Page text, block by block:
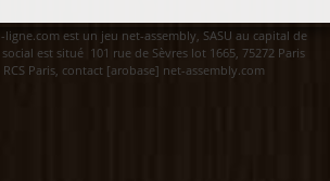
est un jeu net-assembly, SASU au capital de
est situé 101 rue de Sèvres lot 1665, 75272 Paris
RCS Paris, contact [arobase] net-assembly.com